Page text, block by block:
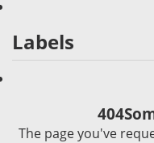
Labels
404
The page you've